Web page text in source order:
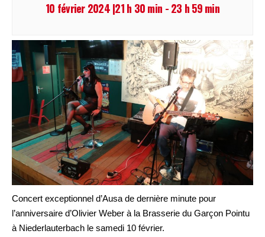
10 février 2024 |21 h 30 min -23 h 59 min
Concert exceptionnel d’Ausa de dernière minute pour
l’anniversaire d’Olivier Weber à la Brasserie du Garçon Pointu
à Niederlauterbach le samedi 10 février.